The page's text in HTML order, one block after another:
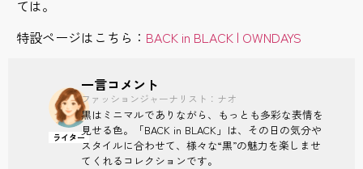
ては。
特設ページはこちら： BACK in BLACK | OWNDAYS
ライター
一言コメント
ファッションジャーナリスト：ナオ
黒はミニマルでありながら、もっとも多彩な表情を
見せる色。「BACK in BLACK」は、その日の気分や
スタイルに合わせて、様々な“黒”の魅力を楽しませ
てくれるコレクションです。